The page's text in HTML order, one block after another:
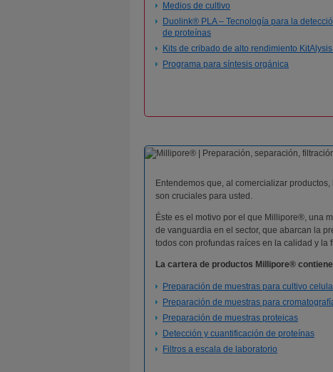
Medios de cultivo
Duolink® PLA – Tecnología para la
de proteínas
Kits de cribado de alto rendimiento
Programa para síntesis orgánica
Entendemos que, al comercializar
son cruciales para usted.
Éste es el motivo por el que Millipore®, una
de vanguardia en el sector, que abarcan la
todos con profundas raíces en la calidad y
La cartera de productos Millipore®
Preparación de muestras para cultivo
Preparación de muestras para
Preparación de muestras proteicas
Detección y cuantificación de proteínas
Filtros a escala de laboratorio